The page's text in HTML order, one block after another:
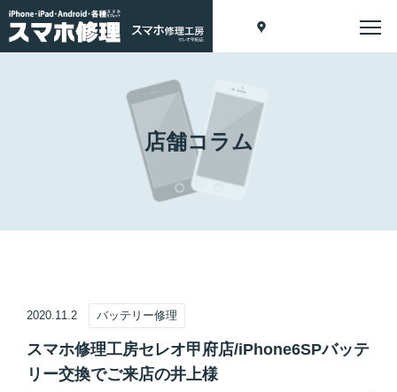
店舗コラム
2020.11.2 バッテリー修理
スマホ修理工房セレオ甲府店/iPhone6SPバッテ
リー交換でご来店の井上様